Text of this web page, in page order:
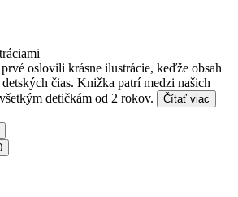
oslovili krásne ilustrácie, keďže obsah
čias. Knižka patrí medzi našich
detičkám od 2 rokov.
Čítať viac